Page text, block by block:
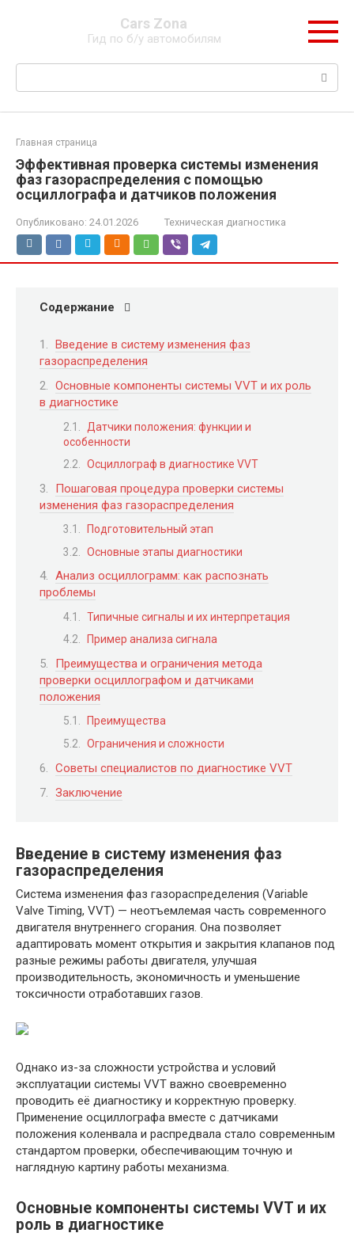
Cars Zona
Гид по б/у автомобилям
Поиск:
Главная страница
Эффективная проверка системы изменения
фаз газораспределения с помощью
осциллографа и датчиков положения
Опубликовано: 24.01.2026 Техническая диагностика
Содержание
Введение в систему изменения фаз
газораспределения
Основные компоненты системы VVT и их роль
в диагностике
Датчики положения: функции и
особенности
Осциллограф в диагностике VVT
Пошаговая процедура проверки системы
изменения фаз газораспределения
Подготовительный этап
Основные этапы диагностики
Анализ осциллограмм: как распознать
проблемы
Типичные сигналы и их интерпретация
Пример анализа сигнала
Преимущества и ограничения метода
проверки осциллографом и датчиками
положения
Преимущества
Ограничения и сложности
Советы специалистов по диагностике VVT
Заключение
Введение в систему изменения фаз
газораспределения
Система изменения фаз газораспределения (Variable
Valve Timing, VVT) — неотъемлемая часть современного
двигателя внутреннего сгорания. Она позволяет
адаптировать момент открытия и закрытия клапанов под
разные режимы работы двигателя, улучшая
производительность, экономичность и уменьшение
токсичности отработавших газов.
Однако из-за сложности устройства и условий
эксплуатации системы VVT важно своевременно
проводить её диагностику и корректную проверку.
Применение осциллографа вместе с датчиками
положения коленвала и распредвала стало современным
стандартом проверки, обеспечивающим точную и
наглядную картину работы механизма.
Основные компоненты системы VVT и их
роль в диагностике